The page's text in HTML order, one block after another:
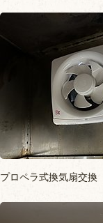
プロペラ式換気扇交換